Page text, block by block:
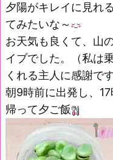
夕陽がキレイに見れ
てみたいな～
お天気も良くて、山
イブでした。（私は
くれる主人に感謝で
朝9時前に出発し、17
帰って夕ご飯